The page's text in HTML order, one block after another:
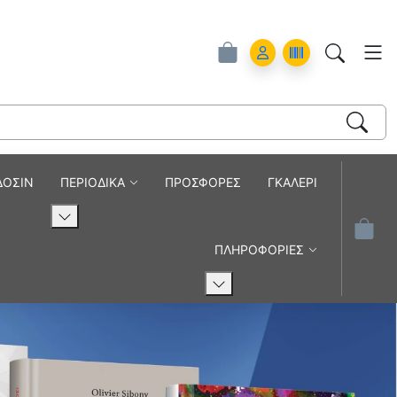
Account
Orders
ΠΕΡΙΟΔΙΚΑ ΠΡΟΣΦΟΡΕΣ ΓΚΑΛΕΡΙ
ΠΛΗΡΟΦΟΡΙΕΣ